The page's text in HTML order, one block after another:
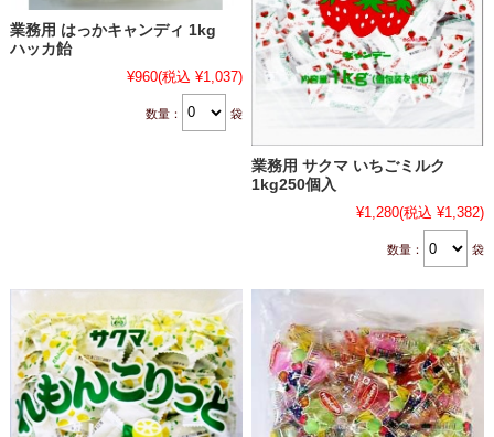
業務用 はっかキャンディ 1kg
ハッカ飴
¥960(税込 ¥1,037)
数量： 袋
業務用 サクマ いちごミルク
1kg250個入
¥1,280(税込 ¥1,382)
数量： 袋